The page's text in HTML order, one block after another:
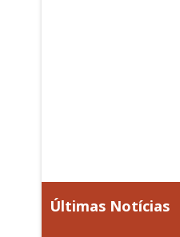
Últimas Notícias